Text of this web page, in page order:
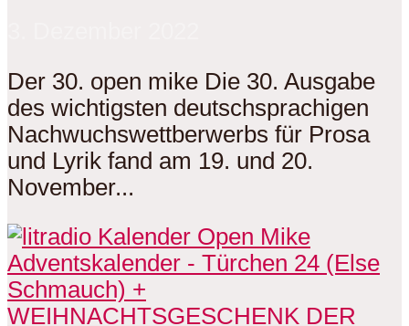
Der 30. open mike Die 30. Ausgabe
des wichtigsten deutschsprachigen
Nachwuchswettberwerbs für Prosa
und Lyrik fand am 19. und 20.
November...